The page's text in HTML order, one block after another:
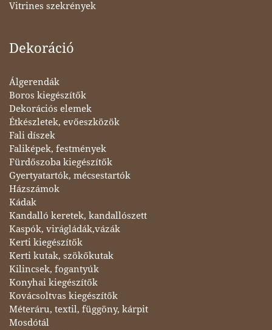
Vitrines szekrények
Dekoráció
Álgerendák
Boros kiegészítők
Dekorációs elemek
Étkészletek, evőeszközök
Fali díszek
Faliképek, festmények
Fürdőszoba kiegészítők
Gyertyatartók, mécsestartók
Házszámok
Kádak
Kandalló keretek, kandallószett
Kaspók, virágládák,vázák
Kerti kiegészítők
Kerti kutak, szökőkutak
Kilincsek, fogantyúk
Konyhai kiegészítők
Kovácsoltvas kiegészítők
Méteráru, textil, függöny, kárpit
Mosdótál